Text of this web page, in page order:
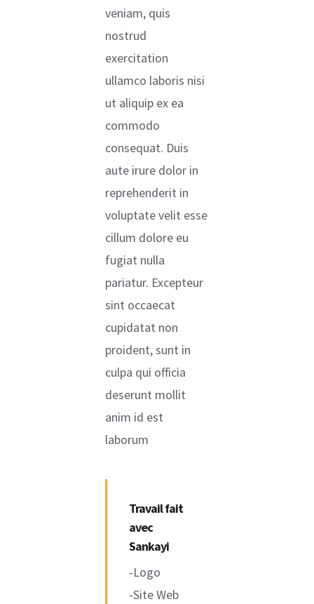
veniam, quis
nostrud
exercitation
ullamco laboris nisi
ut aliquip ex ea
commodo
consequat. Duis
aute irure dolor in
reprehenderit in
voluptate velit esse
cillum dolore eu
fugiat nulla
pariatur. Excepteur
sint occaecat
cupidatat non
proident, sunt in
culpa qui officia
deserunt mollit
anim id est
laborum
Travail fait
avec
Sankayi
-Logo
-Site Web